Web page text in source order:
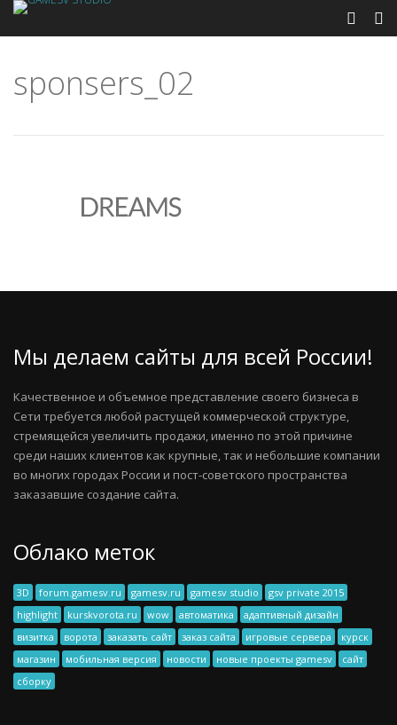
sponsers_02
Мы делаем сайты для всей России!
Качественное и объемное представление своего бизнеса в
Сети требуется любой растущей коммерческой структуре,
стремящейся увеличить продажи, именно по этой причине
среди наших клиентов как крупные, так и небольшие компании
во многих городах России и пост-советского пространства
заказавшие создание сайта.
Облако меток
3D forum.gamesv.ru gamesv.ru gamesv studio
gsv private 2015
highlight
kurskvorota.ru wow автоматика
адаптивный дизайн
визитка
ворота заказать сайт заказ сайта игровые сервера
курск
магазин
мобильная версия новости новые проекты gamesv
сайт
сборку